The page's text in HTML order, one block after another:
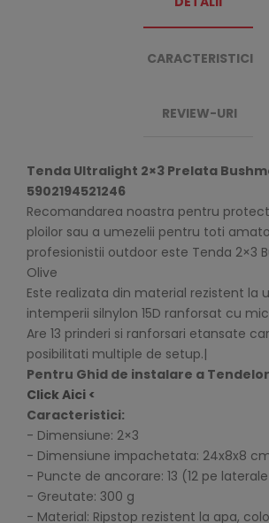
CARACTERISTICI
REVIEW-URI
Tenda Ultralight 2×3 Prelata
5902194521246
Recomandarea noastra pentru
ploilor sau a umezelii pentru toti
profesionistii outdoor este Tenda 2×3
Olive
Este realizata din material rezistent la
intemperii silnylon 15D ranforsat cu
Are 13 prinderi si ranforsari etansate
posibilitati multiple de setup.|
Pentru Ghid de instalare a
Click Aici <
Caracteristici:
- Dimensiune: 2×3
- Dimensiune impachetata: 24x8x8
- Puncte de ancorare: 13 (12 pe
- Greutate: 300 g
- Material: Ripstop rezistent la apa,